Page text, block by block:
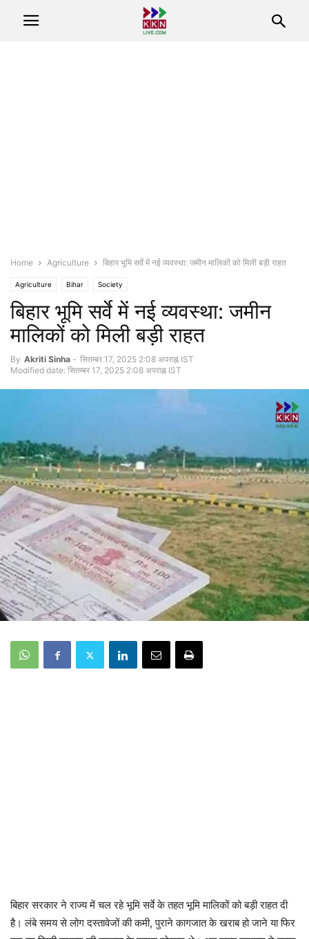
Home Agriculture बिहार भूमि सर्वे में नई व्यवस्था: जमीन मालिकों को मिली बड़ी राहत
Agriculture Bihar Society
बिहार भूमि सर्वे में नई व्यवस्था: जमीन
मालिकों को मिली बड़ी राहत
By Akriti Sinha - सितम्बर 17, 2025 2:08 अपराह्न IST
Modified date: सितम्बर 17, 2025 2:08 अपराह्न IST
बिहार सरकार ने राज्य में चल रहे भूमि सर्वे के तहत भूमि मालिकों को बड़ी राहत दी
है। लंबे समय से लोग दस्तावेजों की कमी, पुराने कागजात के खराब हो जाने या फिर